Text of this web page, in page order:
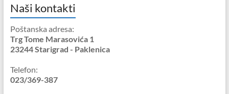
Naši kontakti
Poštanska adresa:
Trg Tome Marasovića 1
23244 Starigrad - Paklenica
Telefon:
023/369-387